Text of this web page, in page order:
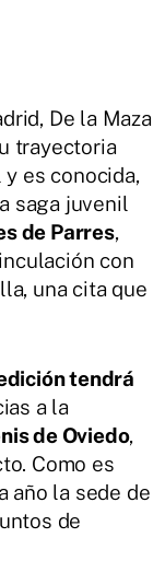
De la Maza
trayectoria
es conocida,
saga juvenil
de Parres,
con
una cita que
tendrá
a la
de Oviedo,
Como es
año la sede de
de